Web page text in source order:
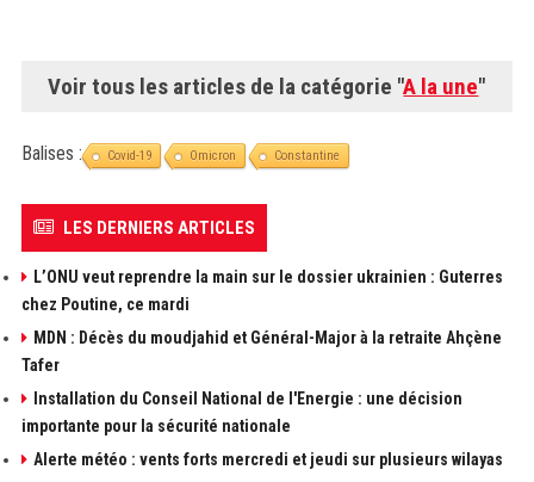
Voir tous les articles de la catégorie "A la une"
Balises : Covid-19 Omicron Constantine
LES DERNIERS ARTICLES
L’ONU veut reprendre la main sur le dossier ukrainien : Guterres
chez Poutine, ce mardi
MDN : Décès du moudjahid et Général-Major à la retraite Ahçène
Tafer
Installation du Conseil National de l'Energie : une décision
importante pour la sécurité nationale
Alerte météo : vents forts mercredi et jeudi sur plusieurs wilayas